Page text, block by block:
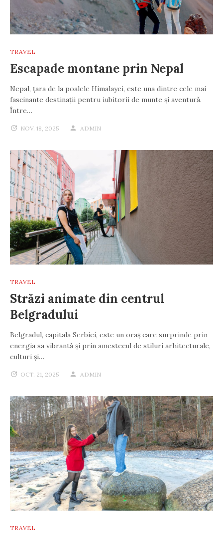
TRAVEL
Escapade montane prin Nepal
Nepal, țara de la poalele Himalayei, este una dintre cele mai
fascinante destinații pentru iubitorii de munte și aventură.
Între…
NOV. 18, 2025 ADMIN
TRAVEL
Străzi animate din centrul
Belgradului
Belgradul, capitala Serbiei, este un oraș care surprinde prin
energia sa vibrantă și prin amestecul de stiluri arhitecturale,
culturi și…
OCT. 21, 2025 ADMIN
TRAVEL